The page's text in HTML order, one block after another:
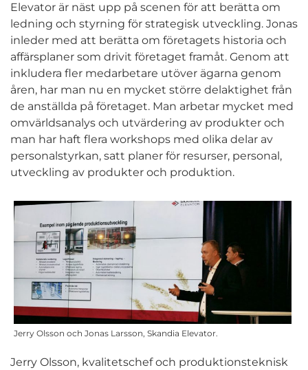
Elevator är näst upp på scenen för att berätta om
ledning och styrning för strategisk utveckling. Jonas
inleder med att berätta om företagets historia och
affärsplaner som drivit företaget framåt. Genom att
inkludera fler medarbetare utöver ägarna genom
åren, har man nu en mycket större delaktighet från
de anställda på företaget. Man arbetar mycket med
omvärldsanalys och utvärdering av produkter och
man har haft flera workshops med olika delar av
personalstyrkan, satt planer för resurser, personal,
utveckling av produkter och produktion.
Jerry Olsson och Jonas Larsson, Skandia Elevator.
Jerry Olsson, kvalitetschef och produktionsteknisk